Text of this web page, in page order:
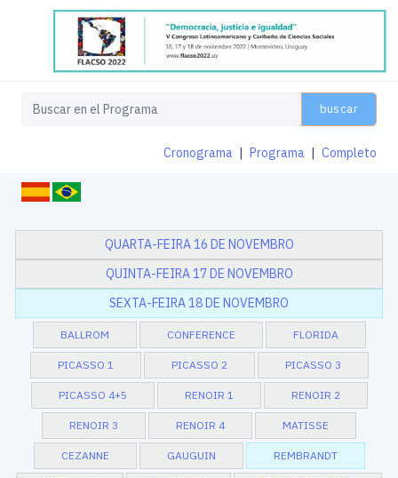
buscar
Cronograma | Programa | Completo
QUARTA-FEIRA 16 DE NOVEMBRO
QUINTA-FEIRA 17 DE NOVEMBRO
SEXTA-FEIRA 18 DE NOVEMBRO
BALLROM CONFERENCE FLORIDA
PICASSO 1 PICASSO 2 PICASSO 3
PICASSO 4+5 RENOIR 1 RENOIR 2
RENOIR 3 RENOIR 4 MATISSE
CEZANNE GAUGUIN REMBRANDT